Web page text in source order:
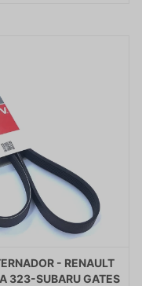
- RENAULT
323-SUBARU GATES